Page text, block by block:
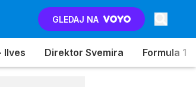
GLEDAJ NA
Ilves Direktor Svemira Formula 1